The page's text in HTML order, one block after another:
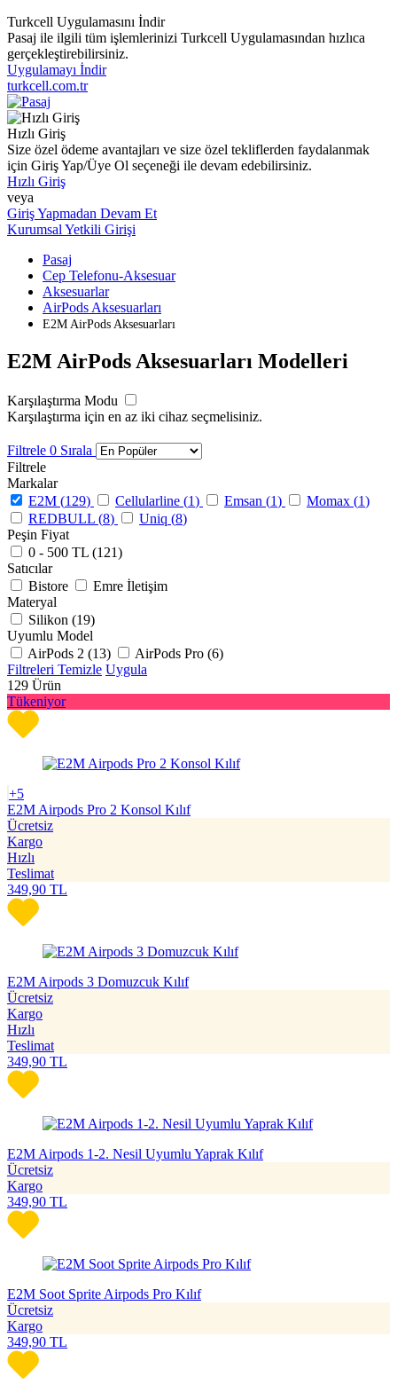
Turkcell Uygulamasını İndir
Pasaj ile ilgili tüm işlemlerinizi Turkcell Uygulamasından hızlıca
gerçekleştirebilirsiniz.
Uygulamayı İndir
turkcell.com.tr
Hızlı Giriş
Size özel ödeme avantajları ve size özel tekliflerden faydalanmak
için Giriş Yap/Üye Ol seçeneği ile devam edebilirsiniz.
Hızlı Giriş
veya
Giriş Yapmadan Devam Et
Kurumsal Yetkili Girişi
Pasaj
Cep Telefonu-Aksesuar
Aksesuarlar
AirPods Aksesuarları
E2M AirPods Aksesuarları
E2M AirPods Aksesuarları Modelleri
Karşılaştırma Modu
Karşılaştırma için en az iki cihaz seçmelisiniz.
Filtrele 0 Sırala
Filtrele
Markalar
E2M (129) Cellularline (1) Emsan (1) Momax (1)
REDBULL (8) Uniq (8)
Peşin Fiyat
0 - 500 TL (121)
Satıcılar
Bistore
Emre İletişim
Materyal
Silikon (19)
Uyumlu Model
AirPods 2 (13) AirPods Pro (6)
Filtreleri Temizle Uygula
129 Ürün
Tükeniyor
+5
E2M Airpods Pro 2 Konsol Kılıf
Ücretsiz
Kargo
Hızlı
Teslimat
349,90 TL
E2M Airpods 3 Domuzcuk Kılıf
Ücretsiz
Kargo
Hızlı
Teslimat
349,90 TL
E2M Airpods 1-2. Nesil Uyumlu Yaprak Kılıf
Ücretsiz
Kargo
349,90 TL
E2M Soot Sprite Airpods Pro Kılıf
Ücretsiz
Kargo
349,90 TL